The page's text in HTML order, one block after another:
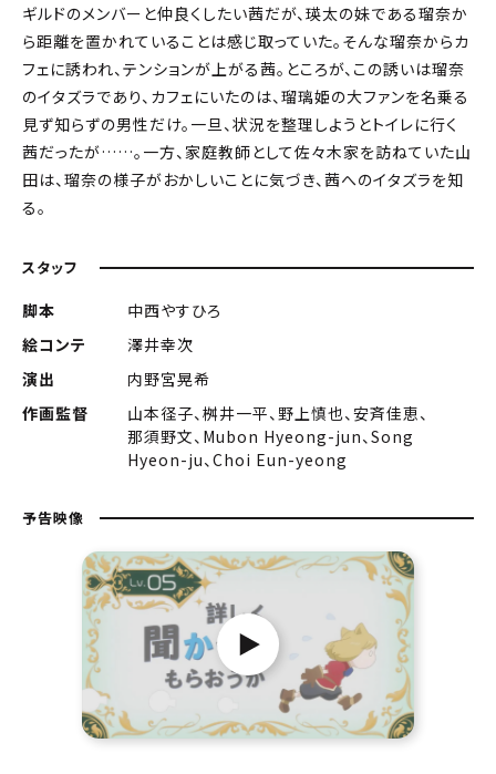
ギルドのメンバーと仲良くしたい茜だが、瑛太の妹である瑠奈か
ら距離を置かれていることは感じ取っていた。そんな瑠奈からカ
フェに誘われ、テンションが上がる茜。ところが、この誘いは瑠奈
のイタズラであり、カフェにいたのは、瑠璃姫の大ファンを名乗る
見ず知らずの男性だけ。一旦、状況を整理しようとトイレに行く
茜だったが……。一方、家庭教師として佐々木家を訪ねていた山
田は、瑠奈の様子がおかしいことに気づき、茜へのイタズラを知
る。
スタッフ
脚本
中西やすひろ
絵コンテ
澤井幸次
演出
内野宮晃希
作画監督
山本径子、桝井一平、野上慎也、安斉佳恵、
那須野文、Mubon Hyeong-jun、Song
Hyeon-ju、Choi Eun-yeong
予告映像